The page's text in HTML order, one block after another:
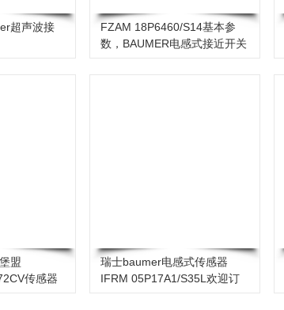
超声波接
FZAM 18P6460/S14基本参
数，BAUMER电感式接近开关
盟
传感器
瑞士baumer电感式传感器
IFRM 05P17A1/S35L欢迎订